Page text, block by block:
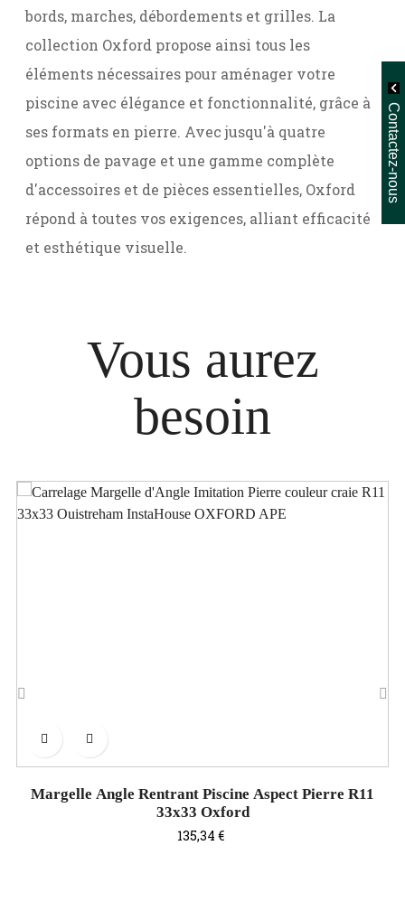
bords, marches, débordements et grilles. La
collection Oxford propose ainsi tous les
éléments nécessaires pour aménager votre
piscine avec élégance et fonctionnalité, grâce à
ses formats en pierre. Avec jusqu'à quatre
options de pavage et une gamme complète
d'accessoires et de pièces essentielles, Oxford
répond à toutes vos exigences, alliant efficacité
et esthétique visuelle.
Vous aurez
besoin
Margelle Angle Rentrant Piscine Aspect Pierre R11
33x33 Oxford
Prix
135,34 €
Contactez-nous